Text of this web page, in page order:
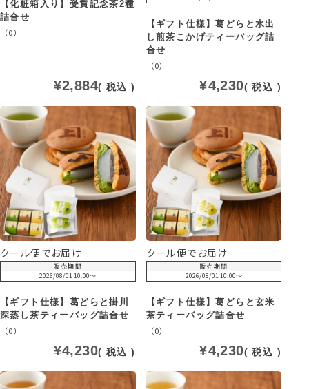
【化粧箱入り】受賞記念茶2種
詰合せ
（0）
¥2,884 税込
【ギフト仕様】葛どらと水出
し煎茶こかげティーバッグ詰
合せ
（0）
¥4,230 税込
クール便でお届け
【ギフト仕様】葛どらと掛川
深蒸し茶ティーバッグ詰合せ
販売期間
2026/08/01 10:00〜
（0）
¥4,230 税込
クール便でお届け
【ギフト仕様】葛どらと玄米
茶ティーバッグ詰合せ
販売期間
2026/08/01 10:00〜
（0）
¥4,230 税込